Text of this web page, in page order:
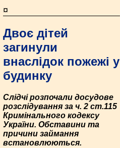
¤
Двоє дітей
загинули
внаслідок пожежі у
будинку
Слідчі розпочали досудове
розслідування за ч. 2 ст.115
Кримінального кодексу
України. Обставини та
причини займання
встановлюються.